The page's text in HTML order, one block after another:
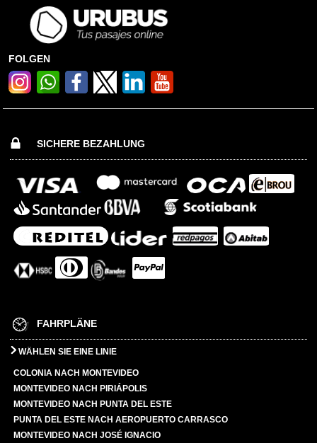
FOLGEN
SICHERE BEZAHLUNG
FAHRPLÄNE
WÄHLEN SIE EINE LINIE
COLONIA NACH MONTEVIDEO
MONTEVIDEO NACH PIRIÁPOLIS
MONTEVIDEO NACH PUNTA DEL ESTE
PUNTA DEL ESTE NACH AEROPUERTO CARRASCO
MONTEVIDEO NACH JOSÉ IGNACIO